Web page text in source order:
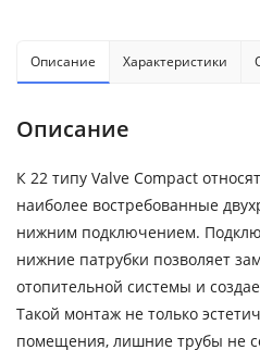
Описание Характеристики
Описание
К 22 типу Valve Compact
наиболее востребованные
нижним подключением.
нижние патрубки позволяет
отопительной системы и
Такой монтаж не только
помещения, лишние трубы не